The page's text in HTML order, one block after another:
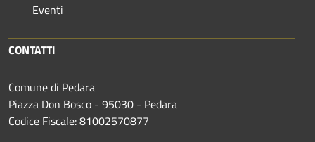
Eventi
CONTATTI
Comune di Pedara
Piazza Don Bosco - 95030 - Pedara
Codice Fiscale: 81002570877